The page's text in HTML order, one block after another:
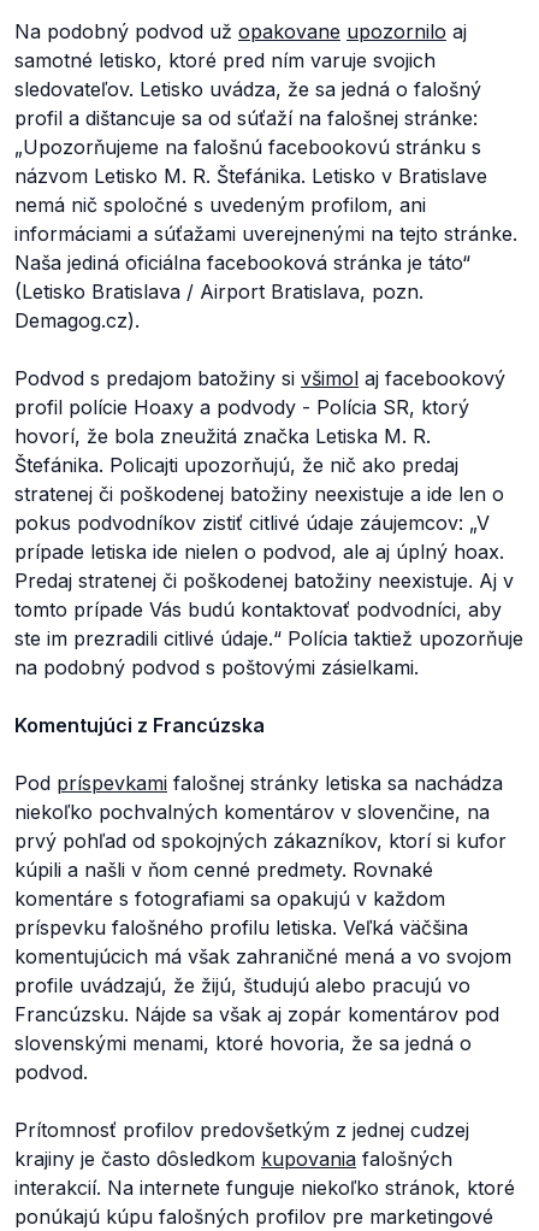
Na podobný podvod už opakovane upozornilo aj
samotné letisko, ktoré pred ním varuje svojich
sledovateľov. Letisko uvádza, že sa jedná o falošný
profil a dištancuje sa od súťaží na falošnej stránke:
„Upozorňujeme na falošnú facebookovú stránku s
názvom Letisko M. R. Štefánika. Letisko v Bratislave
nemá nič spoločné s uvedeným profilom, ani
informáciami a súťažami uverejnenými na tejto stránke.
Naša jediná oficiálna facebooková stránka je táto“
(Letisko Bratislava / Airport Bratislava, pozn.
Demagog.cz).
Podvod s predajom batožiny si všimol aj facebookový
profil polície Hoaxy a podvody - Polícia SR, ktorý
hovorí, že bola zneužitá značka Letiska M. R.
Štefánika. Policajti upozorňujú, že nič ako predaj
stratenej či poškodenej batožiny neexistuje a ide len o
pokus podvodníkov zistiť citlivé údaje záujemcov: „V
prípade letiska ide nielen o podvod, ale aj úplný hoax.
Predaj stratenej či poškodenej batožiny neexistuje. Aj v
tomto prípade Vás budú kontaktovať podvodníci, aby
ste im prezradili citlivé údaje.“ Polícia taktiež upozorňuje
na podobný podvod s poštovými zásielkami.
Komentujúci z Francúzska
Pod príspevkami falošnej stránky letiska sa nachádza
niekoľko pochvalných komentárov v slovenčine, na
prvý pohľad od spokojných zákazníkov, ktorí si kufor
kúpili a našli v ňom cenné predmety. Rovnaké
komentáre s fotografiami sa opakujú v každom
príspevku falošného profilu letiska. Veľká väčšina
komentujúcich má však zahraničné mená a vo svojom
profile uvádzajú, že žijú, študujú alebo pracujú vo
Francúzsku. Nájde sa však aj zopár komentárov pod
slovenskými menami, ktoré hovoria, že sa jedná o
podvod.
Prítomnosť profilov predovšetkým z jednej cudzej
krajiny je často dôsledkom kupovania falošných
interakcií. Na internete funguje niekoľko stránok, ktoré
ponúkajú kúpu falošných profilov pre marketingové